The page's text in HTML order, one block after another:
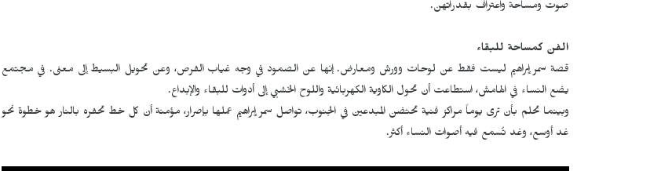
صوت ومساحة واعتراف بقدراتهن.
الفن كمساحة للبقاء
قصة سمر إبراهيم ليست فقط عن لوحات وورش ومعارض. إنها عن الصمود في وجه غياب الفرص، وعن تحويل البسيط إلى معنى. في مجتمع
يضع النساء في الهامش، استطاعت أن تحول الكاوية الكهربائية واللوح الخشبي إلى أدوات للبقاء والإبداع.
وبينما تحلم بأن ترى يوماً مراكز فنية تحتضن المبدعين في الجنوب، تواصل سمر إبراهيم عملها بإصرار، مؤمنة أن كل خط تحفره بالنار هو خطوة نحو
غد أوسع، وغد تُسمع فيه أصوات النساء أكثر.